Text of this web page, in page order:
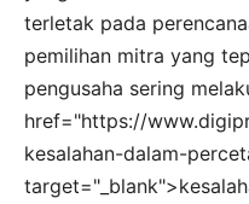
terletak pada
pemilihan mitra yang
pengusaha sering
href="https://
kesalahan-dalam-